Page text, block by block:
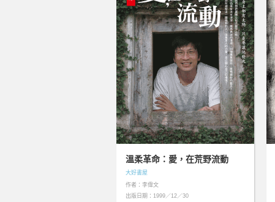
溫柔革命：愛，在荒野流動
大好書屋
作者：李偉文
出版日期：1999／12／30